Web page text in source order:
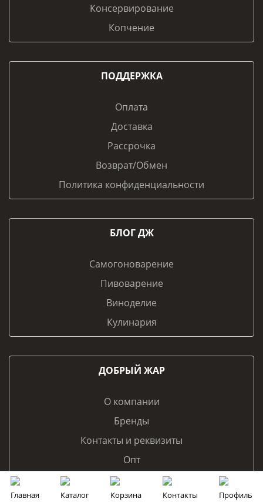
Консервирование
Копчение
ПОДДЕРЖКА
Оплата
Доставка
Рассрочка
Возврат/Обмен
Политика конфиденциальности
БЛОГ ДЖ
Самогоноварение
Пивоварение
Виноделие
Кулинария
ДОБРЫЙ ЖАР
О компании
Бренды
Контакты и реквизиты
Опт
Франчайзинг
Главная Каталог Корзина Контакты Профиль